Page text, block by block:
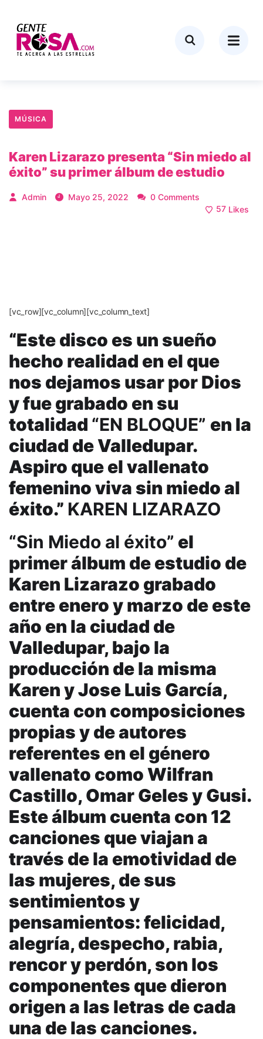
MÚSICA
Karen Lizarazo presenta “Sin miedo al
éxito” su primer álbum de estudio
Admin Mayo 25, 2022
0 Comments
57 Likes
[vc_row][vc_column][vc_column_text]
“Este disco es un sueño
hecho realidad en el que
nos dejamos usar por Dios
y fue grabado en su
totalidad “EN BLOQUE” en la
ciudad de Valledupar.
Aspiro que el vallenato
femenino viva sin miedo al
éxito.” KAREN LIZARAZO
“Sin Miedo al éxito” el
primer álbum de estudio de
Karen Lizarazo grabado
entre enero y marzo de este
año en la ciudad de
Valledupar, bajo la
producción de la misma
Karen y Jose Luis García,
cuenta con composiciones
propias y de autores
referentes en el género
vallenato como Wilfran
Castillo, Omar Geles y Gusi.
Este álbum cuenta con 12
canciones que viajan a
través de la emotividad de
las mujeres, de sus
sentimientos y
pensamientos: felicidad,
alegría, despecho, rabia,
rencor y perdón, son los
componentes que dieron
origen a las letras de cada
una de las canciones.